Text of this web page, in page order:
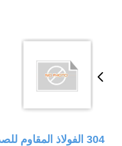
304 الفولاذ المقاوم